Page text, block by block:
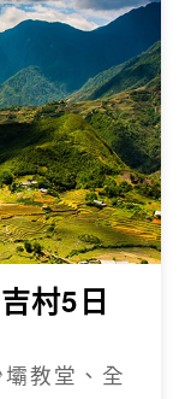
戀超值
樂園、溫泉